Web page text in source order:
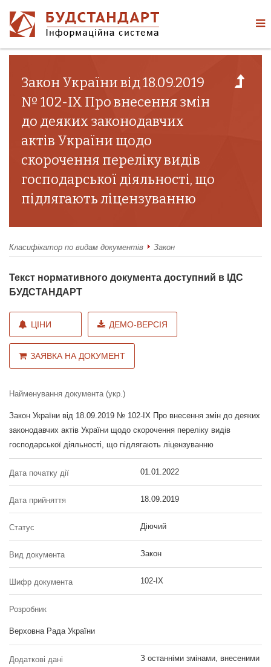
Закон України від 18.09.2019
№ 102-IX Про внесення змін
до деяких законодавчих
актів України щодо
скорочення переліку видів
господарської діяльності, що
підлягають ліцензуванню
Класифікатор по видам документів Закон
Текст нормативного документа доступний в ІДС
БУДСТАНДАРТ
ЦІНИ ДЕМО-ВЕРСІЯ
ЗАЯВКА НА ДОКУМЕНТ
Найменування документа (укр.)
Закон України від 18.09.2019 № 102-IX Про внесення змін до деяких
законодавчих актів України щодо скорочення переліку видів
господарської діяльності, що підлягають ліцензуванню
Дата початку дії 01.01.2022
Дата прийняття 18.09.2019
Статус Діючий
Вид документа Закон
Шифр документа 102-IX
Розробник
Верховна Рада України
Додаткові дані
З останніми змінами, внесеними